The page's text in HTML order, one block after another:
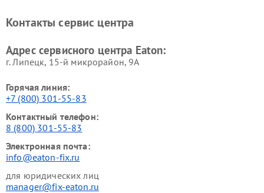
Контакты сервис центра
Адрес сервисного центра Eaton:
г. Липецк, 15-й микрорайон, 9А
Горячая линия:
+7 (800) 301-55-83
Контактный телефон:
8 (800) 301-55-83
Электронная почта:
info@eaton-fix.ru
для юридических лиц
manager@fix-eaton.ru